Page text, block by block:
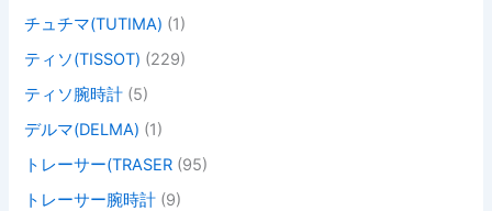
チュチマ(TUTIMA) (1)
ティソ(TISSOT) (229)
ティソ腕時計 (5)
デルマ(DELMA) (1)
トレーサー(TRASER (95)
トレーサー腕時計 (9)